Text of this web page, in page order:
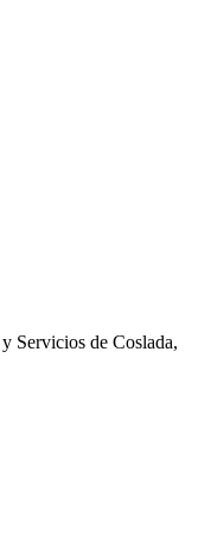
Servicios de Coslada,